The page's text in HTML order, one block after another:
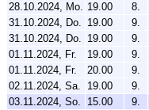
28.10.2024, Mo. 19.00 8.
31.10.2024, Do. 19.00 9.
31.10.2024, Do. 19.00 9.
01.11.2024, Fr.
19.00 9.
01.11.2024, Fr.
20.00 9.
02.11.2024, Sa.
19.00 9.
03.11.2024, So.
15.00 9.